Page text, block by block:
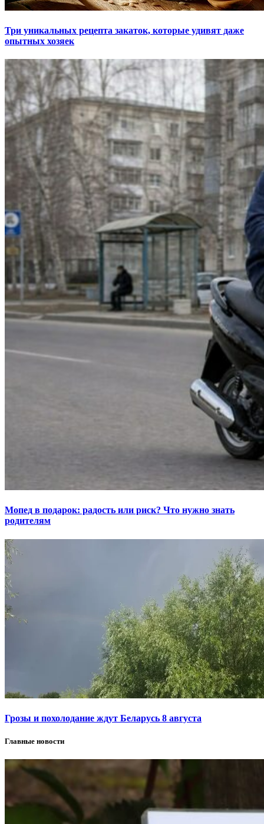
Три уникальных рецепта закаток, которые удивят даже
опытных хозяек
Мопед в подарок: радость или риск? Что нужно знать
родителям
Грозы и похолодание ждут Беларусь 8 августа
Главные новости